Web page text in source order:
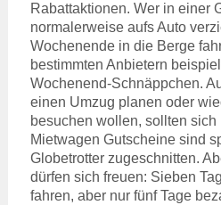
Rabattaktionen. Wer in einer
normalerweise aufs Auto
Wochenende in die Berge
bestimmten Anbietern
Wochenend-Schnäppchen.
einen Umzug planen oder
besuchen wollen, sollten
Mietwagen Gutscheine sind
Globetrotter zugeschnitten.
dürfen sich freuen: Sieben
fahren, aber nur fünf Tage